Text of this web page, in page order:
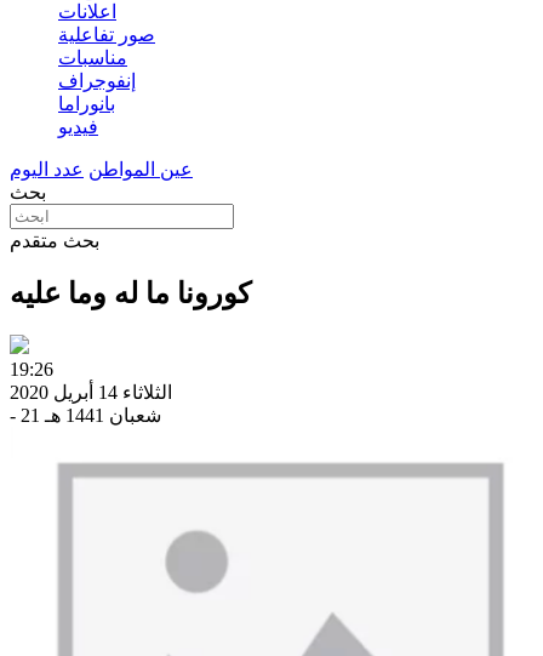
اعلانات
صور تفاعلية
مناسبات
إنفوجراف
بانوراما
فيديو
عين المواطن عدد اليوم
بحث
بحث متقدم
كورونا ما له وما عليه
19:26
الثلاثاء 14 أبريل 2020
- 21 شعبان 1441 هـ